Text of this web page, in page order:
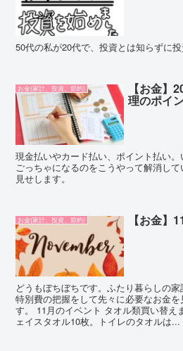
50代の私が20代で、投資とは知らずに投
お金(家計、投資、節約) 【お金】
理のポイ
現金払いやカード払い、ポイント払い
ごっちゃになるのをこうやって解消し
見せします。
お金(家計、投資、節約) 【お金】
どうもぼちぼちです。ふたり暮らしの
特別費の把握をして先々に必要なお金
す。 11月のイベント タオル類買い替え
ェイスタオル10枚。トイレのタオルは...